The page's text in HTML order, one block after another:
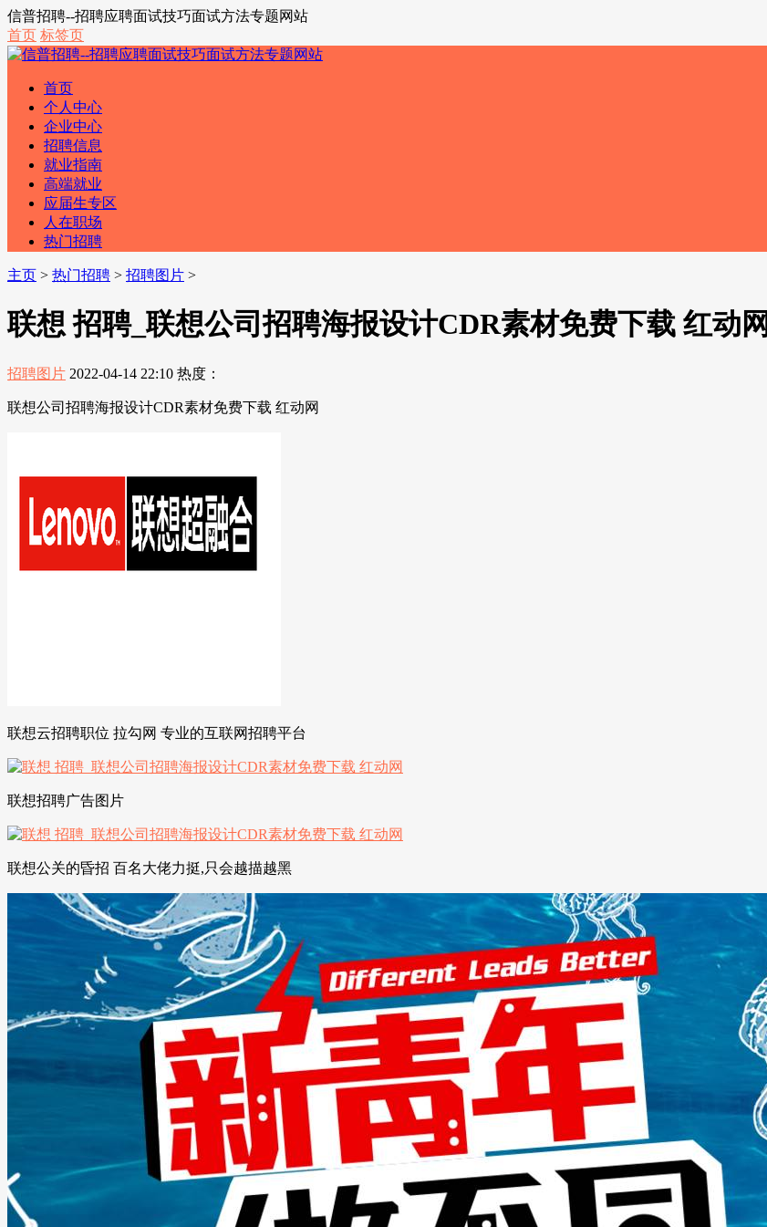
信普招聘--招聘应聘面试技巧面试方法专题网站
首页 标签页
首页
个人中心
企业中心
招聘信息
就业指南
高端就业
应届生专区
人在职场
热门招聘
主页 > 热门招聘 > 招聘图片 >
联想 招聘_联想公司招聘海报设计CDR素材免费下载 红动网
招聘图片 2022-04-14 22:10 热度：
联想公司招聘海报设计CDR素材免费下载 红动网
联想云招聘职位 拉勾网 专业的互联网招聘平台
联想招聘广告图片
联想公关的昏招 百名大佬力挺,只会越描越黑